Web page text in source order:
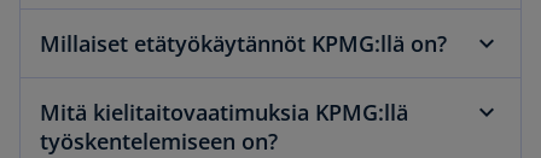
Millaiset etätyökäytännöt KPMG:llä on?
Mitä kielitaitovaatimuksia KPMG:llä
työskentelemiseen on?